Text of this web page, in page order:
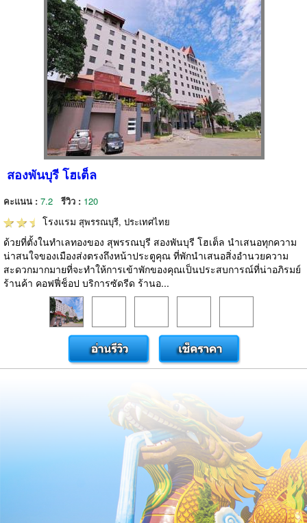
สองพันบุรี โฮเต็ล
คะแนน : 7.2 รีวิว : 120
โรงแรม สุพรรณบุรี, ประเทศไทย
ด้วยที่ตั้งในทำเลทองของ สุพรรณบุรี สองพันบุรี โฮเต็ล นำเสนอทุกความ
น่าสนใจของเมืองส่งตรงถึงหน้าประตูคุณ ที่พักนำเสนอสิ่งอำนวยความ
สะดวกมากมายที่จะทำให้การเข้าพักของคุณเป็นประสบการณ์ที่น่าอภิรมย์
ร้านค้า คอฟฟี่ช็อป บริการซัดรีด ร้านอ...